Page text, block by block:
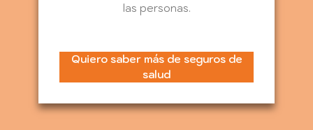
las personas.
Quiero saber más de seguros de
salud